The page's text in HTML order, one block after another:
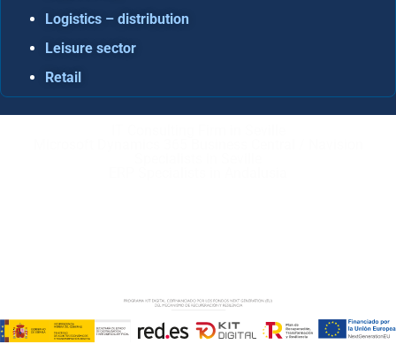
Logistics – distribution
Leisure sector
Retail